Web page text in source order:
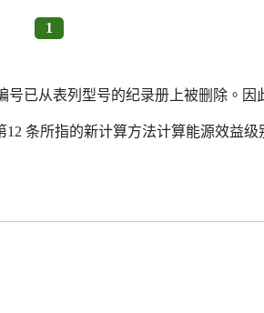
1
已从表列型号的纪录册上被删除。因
条所指的新计算方法计算能源效益级